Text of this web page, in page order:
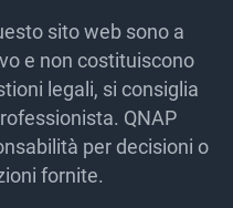
sito web sono a
e non costituiscono
legali, si consiglia
QNAP
per decisioni o
fornite.